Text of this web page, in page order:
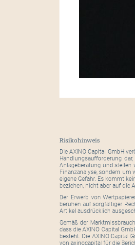
Risikohinweis
Die AXINO Capital GmbH
Handlungsaufforderung
Anlageberatung und stellen
Finanzanalyse, sondern um
eigene Gefahr. Es kommt
beziehen, nicht aber auf die
Der Erwerb von
beruhen auf sorgfältiger
Artikel ausdrücklich
Gemäß der
dass die AXINO Capital
besteht. Die AXINO Capital
von axinocapital für die